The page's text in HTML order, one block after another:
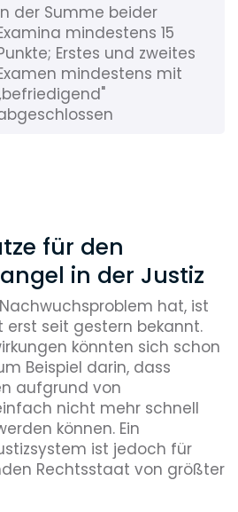
der Summe beider
mindestens 15
Erstes und zweites
mindestens mit
für den
in der Justiz
hat, ist
seit gestern bekannt.
könnten sich schon
Beispiel darin, dass
aufgrund von
nicht mehr schnell
können. Ein
ist jedoch für
Rechtsstaat von größter